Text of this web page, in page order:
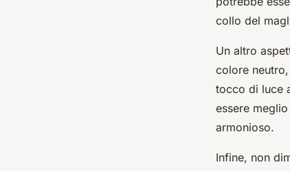
collo del
Un altro
colore
tocco di luce
essere
armonioso.
Infine, non